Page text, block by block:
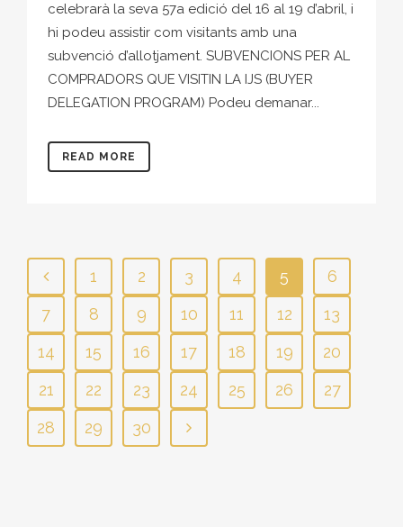
celebrarà la seva 57a edició del 16 al 19 d’abril, i
hi podeu assistir com visitants amb una
subvenció d’allotjament. SUBVENCIONS PER AL
COMPRADORS QUE VISITIN LA IJS (BUYER
DELEGATION PROGRAM) Podeu demanar...
READ MORE
1 2 3 4 5
6
7
8 9 10 11 12
13
14
15 16 17 18 19
20
21
22 23 24 25 26
27
28
29 30